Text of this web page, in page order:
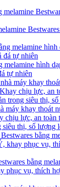
melamine hình
tự nhiên
máy khay thoát
chịu lực, an toàn
siêu thị, số lượng
bằng
phục vụ, thích